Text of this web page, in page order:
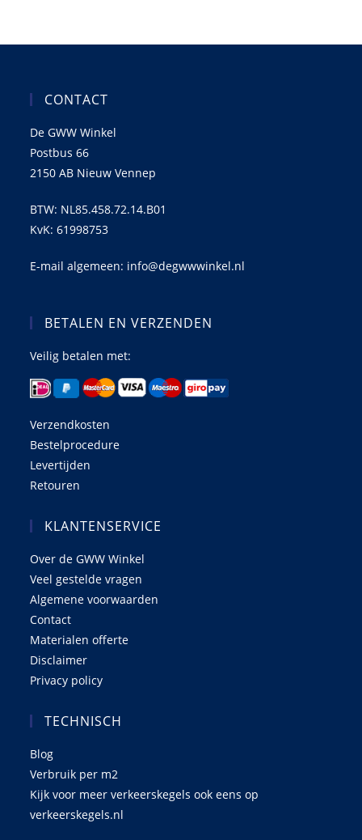
CONTACT
De GWW Winkel
Postbus 66
2150 AB Nieuw Vennep
BTW: NL85.458.72.14.B01
KvK: 61998753
E-mail algemeen: info@degwwwinkel.nl
BETALEN EN VERZENDEN
Veilig betalen met:
Verzendkosten
Bestelprocedure
Levertijden
Retouren
KLANTENSERVICE
Over de GWW Winkel
Veel gestelde vragen
Algemene voorwaarden
Contact
Materialen offerte
Disclaimer
Privacy policy
TECHNISCH
Blog
Verbruik per m2
Kijk voor meer verkeerskegels ook eens op
verkeerskegels.nl